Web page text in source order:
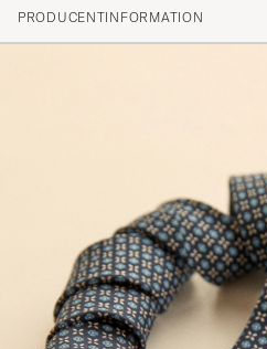
PRODUCENTINFORMATION